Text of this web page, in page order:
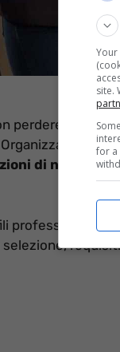
perdere in tutta
di nuovi
professionali di
site.
for a